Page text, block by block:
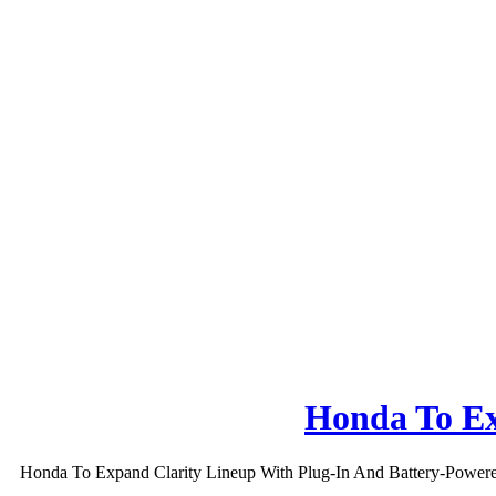
Honda To
Honda To Expand Clarity Lineup With Plug-In And Battery-